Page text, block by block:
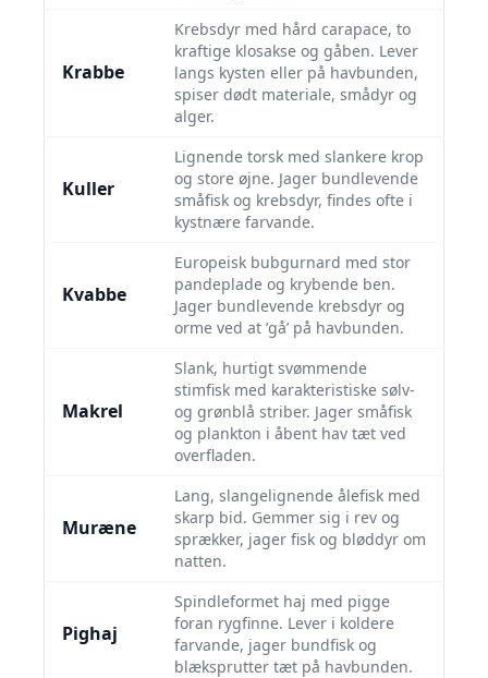
Krabbe
Krebsdyr med hård carapace, to
kraftige klosakse og gåben. Lever
langs kysten eller på havbunden,
spiser dødt materiale, smådyr og
alger.
Kuller
Lignende torsk med slankere krop
og store øjne. Jager bundlevende
småfisk og krebsdyr, findes ofte i
kystnære farvande.
Kvabbe
Europeisk bubgurnard med stor
pandeplade og krybende ben.
Jager bundlevende krebsdyr og
orme ved at ’gå’ på havbunden.
Makrel
Slank, hurtigt svømmende
stimfisk med karakteristiske sølv-
og grønblå striber. Jager småfisk
og plankton i åbent hav tæt ved
overfladen.
Muræne
Lang, slangelignende ålefisk med
skarp bid. Gemmer sig i rev og
sprækker, jager fisk og bløddyr om
natten.
Pighaj
Spindle­formet haj med pigge
foran rygfinne. Lever i koldere
farvande, jager bundfisk og
blæksprutter tæt på havbunden.